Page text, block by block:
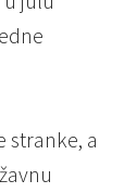
stranke, a